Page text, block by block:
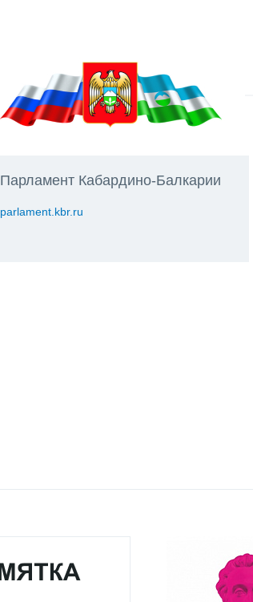
Парламент Кабардино-Балкарии
parlament.kbr.ru